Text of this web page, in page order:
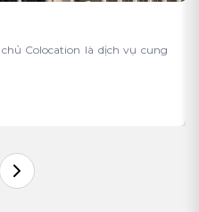
Colocation là dịch vụ cung